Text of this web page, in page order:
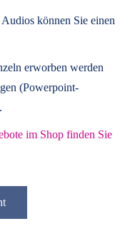
können Sie einen
erworben werden
(Powerpoint-
im Shop finden Sie